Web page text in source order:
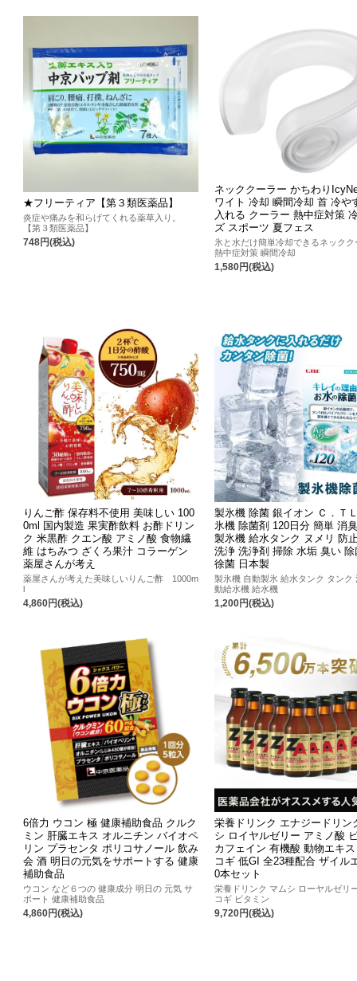
★フリーティア【第３類医薬品】
炎症や痛みを和らげてくれる薬草入り。
【第３類医薬品】
748円(税込)
ネッククーラー かちわり
ワイト 冷却 瞬間冷却 首 冷や
入れる クーラー 熱中症対策
ズ スポーツ 夏フェス
氷と水だけ簡単冷却できるネックク
熱中症対策 瞬間冷却
1,580円(税込)
りんご酢 保存料不使用 美味しい 100
0ml 国内製造 果実酢飲料 お酢ドリン
ク 米黒酢 クエン酸 アミノ酸 食物繊
維 はちみつ ざくろ果汁 コラーゲン
薬屋さんが考え
薬屋さんが考えた美味しいりんご酢 1000m
l
4,860円(税込)
製氷機 除菌 銀イオン Ｃ．Ｔ
氷機 除菌剤 120日分 簡単 消
製氷機 給水タンク ヌメリ 防
洗浄 洗浄剤 掃除 水垢 臭い 除
徐菌 日本製
製氷機 自動製氷 給水タンク タンク
動給水機 給水機
1,200円(税込)
6倍力 ウコン 極 健康補助食品 クルク
ミン 肝臓エキス オルニチン バイオペ
リン プラセンタ ポリコサノール 飲み
会 酒 明日の元気をサポートする 健康
補助食品
ウコン など６つの 健康成分 明日の 元気 サ
ポート 健康補助食品
4,860円(税込)
栄養ドリンク エナジードリン
シ ロイヤルゼリー アミノ酸
カフェイン 有機酸 動物エキ
コギ 低GI 全23種配合 ザイル
0本セット
栄養ドリンク マムシ ローヤルゼリ
コギ ビタミン
9,720円(税込)